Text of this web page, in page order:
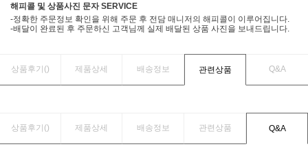
해피콜 및 상품사진 문자 SERVICE
-정확한 주문정보 확인을 위해 주문 후 전담 매니저의 해피콜이 이루어집니다.
-배달이 완료된 후 주문하신 고객님께 실제 배달된 상품 사진을 보내드립니다.
상품후기() 제품상세 배송정보 관련상품 Q&A
상품후기() 제품상세 배송정보 관련상품 Q&A